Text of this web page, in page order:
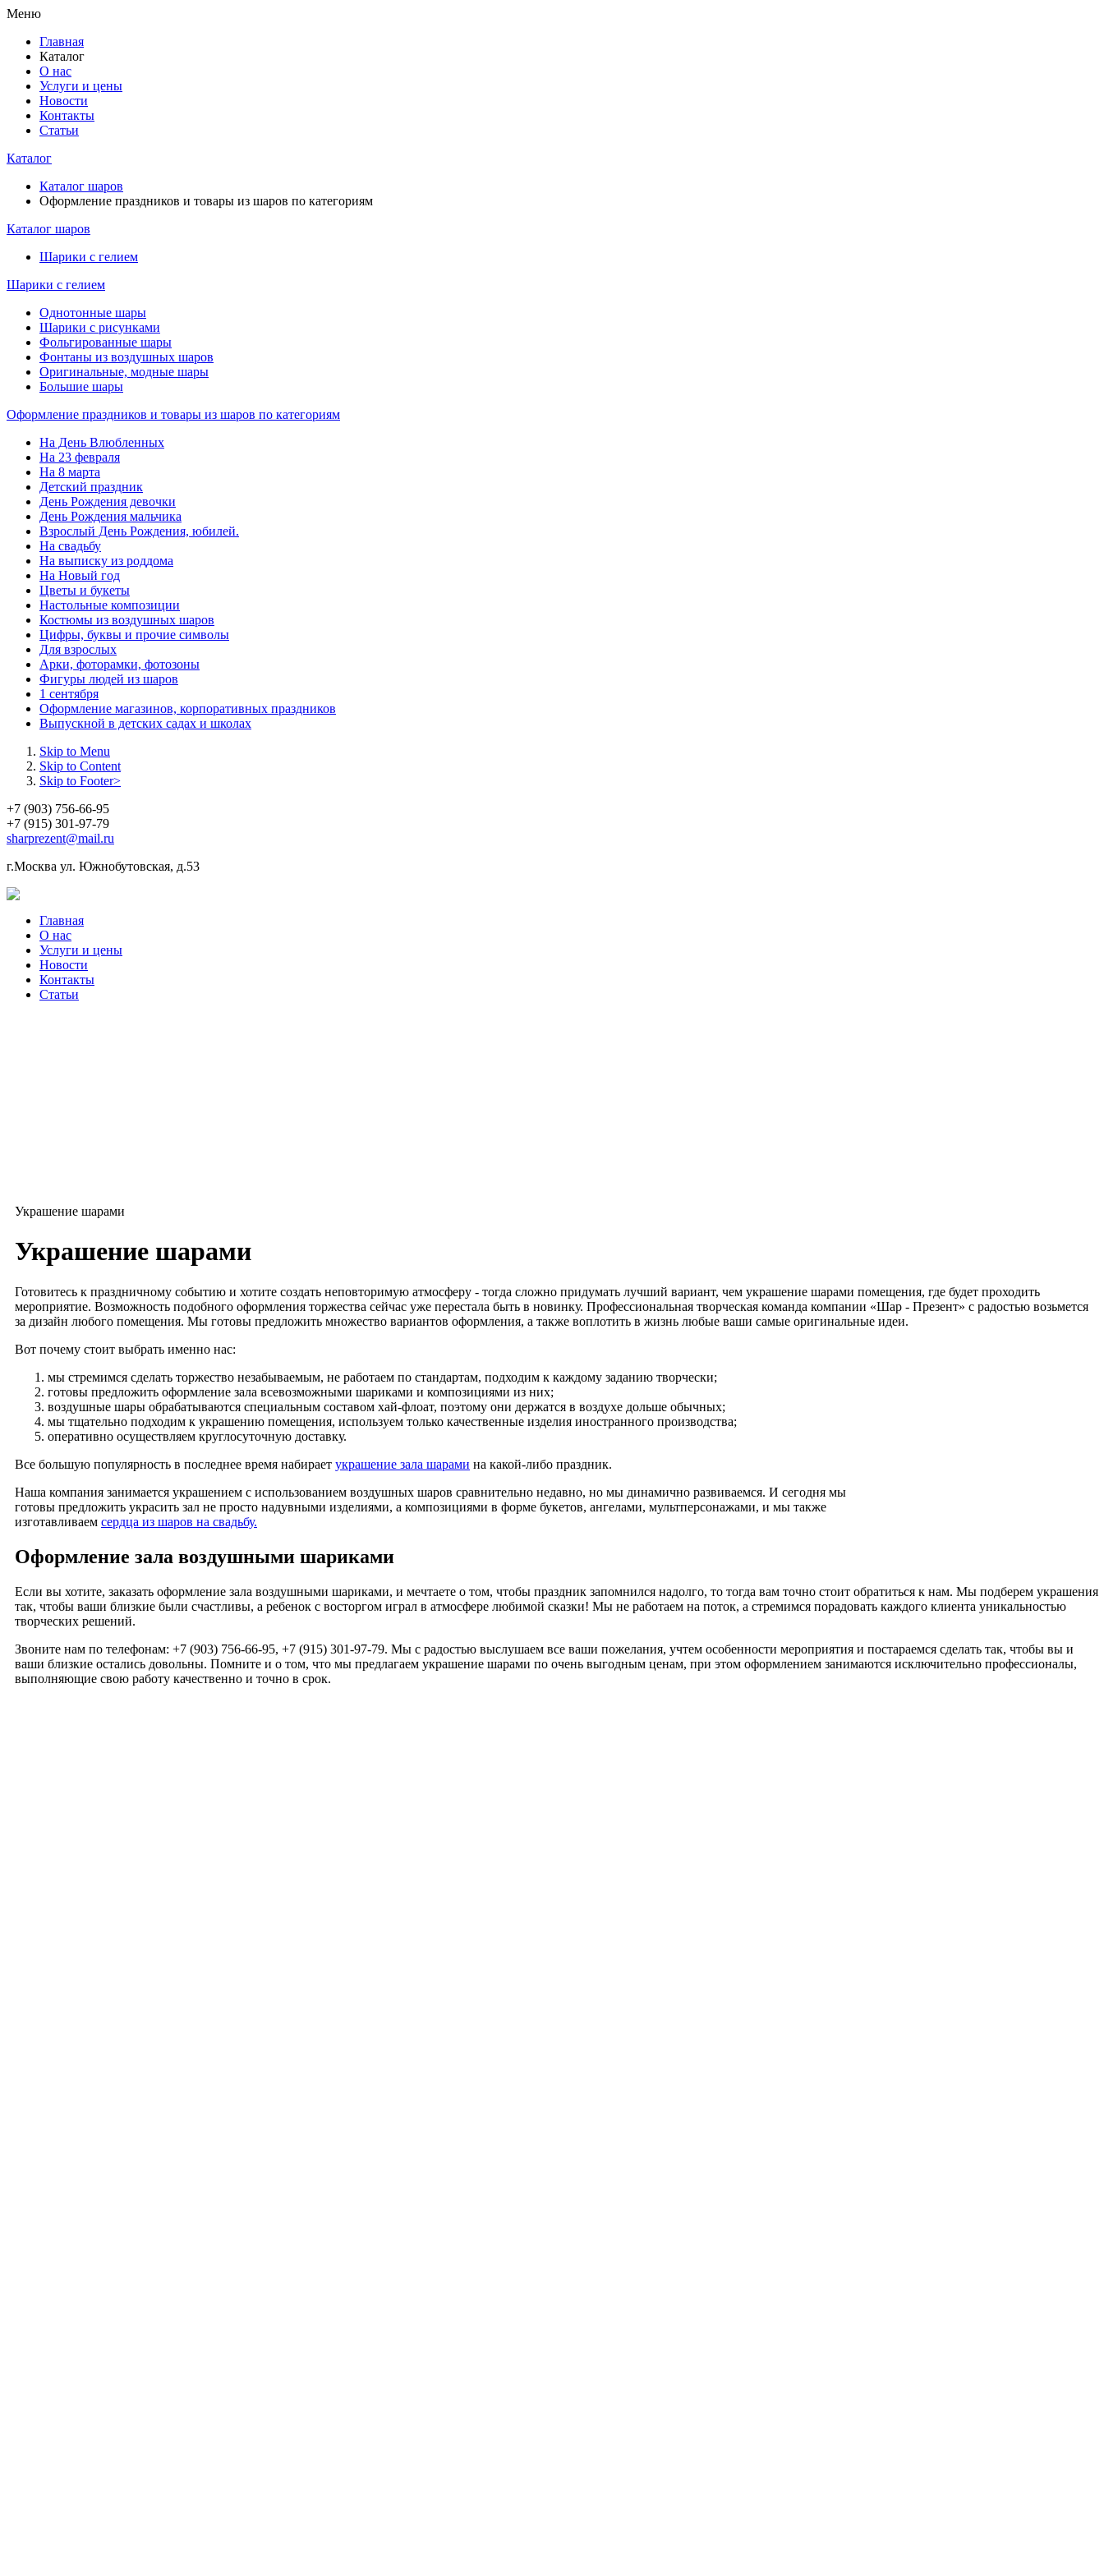
Меню
Главная
Каталог
О нас
Услуги и цены
Новости
Контакты
Статьи
Каталог
Каталог шаров
Оформление праздников и товары из шаров по категориям
Каталог шаров
Шарики с гелием
Шарики с гелием
Однотонные шары
Шарики с рисунками
Фольгированные шары
Фонтаны из воздушных шаров
Оригинальные, модные шары
Большие шары
Оформление праздников и товары из шаров по категориям
На День Влюбленных
На 23 февраля
На 8 марта
Детский праздник
День Рождения девочки
День Рождения мальчика
Взрослый День Рождения, юбилей.
На свадьбу
На выписку из роддома
На Новый год
Цветы и букеты
Настольные композиции
Костюмы из воздушных шаров
Цифры, буквы и прочие символы
Для взрослых
Арки, фоторамки, фотозоны
Фигуры людей из шаров
1 сентября
Оформление магазинов, корпоративных праздников
Выпускной в детских садах и школах
Skip to Menu
Skip to Content
Skip to Footer>
+7 (903) 756-66-95
+7 (915) 301-97-79
sharprezent@mail.ru
г.Москва ул. Южнобутовская, д.53
Главная
О нас
Услуги и цены
Новости
Контакты
Статьи
Украшение шарами
Украшение шарами
Готовитесь к праздничному событию и хотите создать неповторимую атмосферу - тогда сложно придумать лучший вариант, чем украшение шарами помещения, где будет проходить
мероприятие. Возможность подобного оформления торжества сейчас уже перестала быть в новинку. Профессиональная творческая команда компании «Шар - Презент» с радостью возьмется
за дизайн любого помещения. Мы готовы предложить множество вариантов оформления, а также воплотить в жизнь любые ваши самые оригинальные идеи.
Вот почему стоит выбрать именно нас:
мы стремимся сделать торжество незабываемым, не работаем по стандартам, подходим к каждому заданию творчески;
готовы предложить оформление зала всевозможными шариками и композициями из них;
воздушные шары обрабатываются специальным составом хай-флоат, поэтому они держатся в воздухе дольше обычных;
мы тщательно подходим к украшению помещения, используем только качественные изделия иностранного производства;
оперативно осуществляем круглосуточную доставку.
Все большую популярность в последнее время набирает украшение зала шарами на какой-либо праздник.
Наша компания занимается украшением с использованием воздушных шаров сравнительно недавно, но мы динамично развиваемся. И сегодня мы
готовы предложить украсить зал не просто надувными изделиями, а композициями в форме букетов, ангелами, мультперсонажами, и мы также
изготавливаем сердца из шаров на свадьбу.
Оформление зала воздушными шариками
Если вы хотите, заказать оформление зала воздушными шариками, и мечтаете о том, чтобы праздник запомнился надолго, то тогда вам точно стоит обратиться к нам. Мы подберем украшения
так, чтобы ваши близкие были счастливы, а ребенок с восторгом играл в атмосфере любимой сказки! Мы не работаем на поток, а стремимся порадовать каждого клиента уникальностью
творческих решений.
Звоните нам по телефонам: +7 (903) 756-66-95, +7 (915) 301-97-79. Мы с радостью выслушаем все ваши пожелания, учтем особенности мероприятия и постараемся сделать так, чтобы вы и
ваши близкие остались довольны. Помните и о том, что мы предлагаем украшение шарами по очень выгодным ценам, при этом оформлением занимаются исключительно профессионалы,
выполняющие свою работу качественно и точно в срок.